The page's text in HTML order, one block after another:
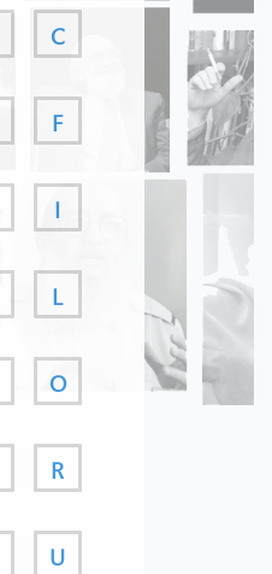
C
F
I
L
O
R
U